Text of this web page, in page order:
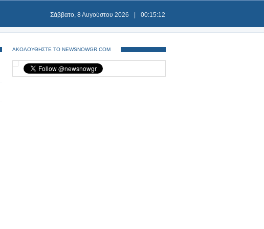
Σάββατο, 8 Αυγούστου 2026 00:15:12
ΑΚΟΛΟΥΘΗΣΤΕ ΤΟ NEWSNOWGR.COM